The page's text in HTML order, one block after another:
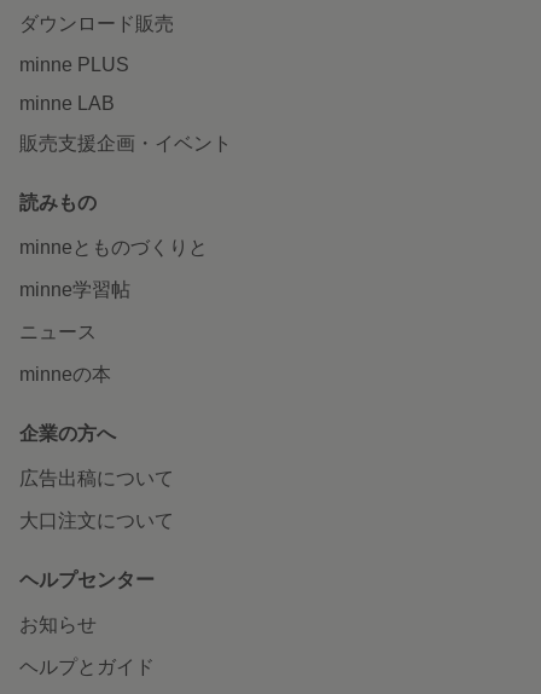
ダウンロード販売
minne PLUS
minne LAB
販売支援企画・イベント
読みもの
minneとものづくりと
minne学習帖
ニュース
minneの本
企業の方へ
広告出稿について
大口注文について
ヘルプセンター
お知らせ
ヘルプとガイド